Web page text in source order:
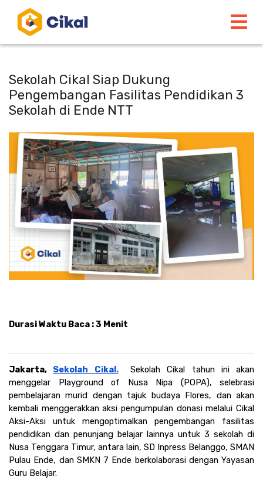
Sekolah Cikal Siap Dukung
Pengembangan Fasilitas Pendidikan 3
Sekolah di Ende NTT
Durasi Waktu Baca : 3 Menit
Jakarta, Sekolah Cikal.
Sekolah Cikal tahun ini akan
menggelar Playground of Nusa Nipa (POPA), selebrasi
pembelajaran murid dengan tajuk budaya Flores, dan akan
kembali menggerakkan aksi pengumpulan donasi melalui Cikal
Aksi-Aksi untuk mengoptimalkan pengembangan fasilitas
pendidikan dan penunjang belajar lainnya untuk 3 sekolah di
Nusa Tenggara Timur, antara lain, SD Inpress Belanggo, SMAN
Pulau Ende, dan SMKN 7 Ende berkolaborasi dengan Yayasan
Guru Belajar.